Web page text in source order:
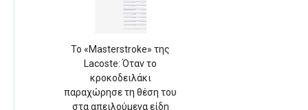
Το «Masterstroke» της
Lacoste: Όταν το
κροκοδειλάκι
παραχώρησε τη θέση του
στα απειλούμενα είδη